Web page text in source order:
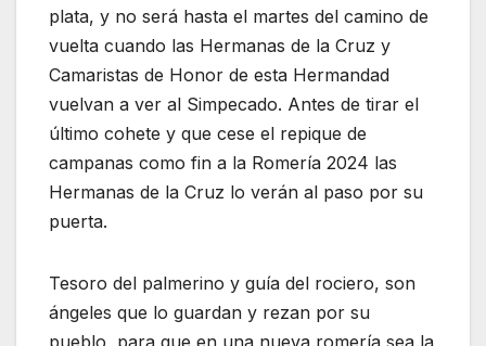
plata, y no será hasta el martes del camino de
vuelta cuando las Hermanas de la Cruz y
Camaristas de Honor de esta Hermandad
vuelvan a ver al Simpecado. Antes de tirar el
último cohete y que cese el repique de
campanas como fin a la Romería 2024 las
Hermanas de la Cruz lo verán al paso por su
puerta.
Tesoro del palmerino y guía del rociero, son
ángeles que lo guardan y rezan por su